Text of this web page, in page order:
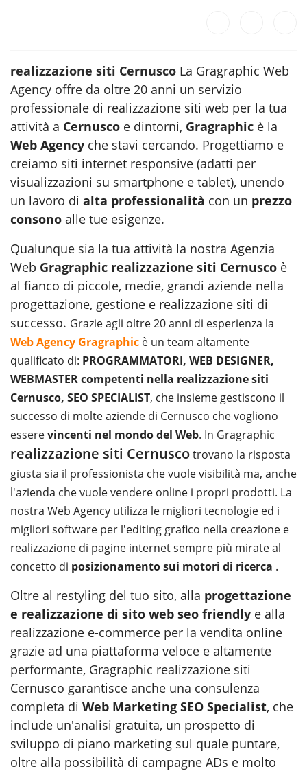
realizzazione siti Cernusco La Gragraphic Web
Agency offre da oltre 20 anni un servizio
professionale di realizzazione siti web per la tua
attività a Cernusco e dintorni, Gragraphic è la
Web Agency che stavi cercando. Progettiamo e
creiamo siti internet responsive (adatti per
visualizzazioni su smartphone e tablet), unendo
un lavoro di alta professionalità con un prezzo
consono alle tue esigenze.
Qualunque sia la tua attività la nostra Agenzia
Web Gragraphic realizzazione siti Cernusco è
al fianco di piccole, medie, grandi aziende nella
progettazione, gestione e realizzazione siti di
successo. Grazie agli oltre 20 anni di esperienza la
Web Agency Gragraphic è un team altamente
qualificato di: PROGRAMMATORI, WEB DESIGNER,
WEBMASTER competenti nella realizzazione siti
Cernusco, SEO SPECIALIST, che insieme gestiscono il
successo di molte aziende di Cernusco che vogliono
esserevincenti nel mondo del Web. In Gragraphic
realizzazione siti Cernuscotrovano la risposta
giusta sia il professionista che vuole visibilità ma, anche
l'azienda che vuole vendere online i propri prodotti. La
nostra Web Agency utilizza le migliori tecnologie ed i
migliori software per l'editing grafico nella creazione e
realizzazione di pagine internet sempre più mirate al
concetto di posizionamento sui motori di ricerca .
Oltre al restyling del tuo sito, alla progettazione
e realizzazione di sito web seo friendly e alla
realizzazione e-commerce per la vendita online
grazie ad una piattaforma veloce e altamente
performante, Gragraphic realizzazione siti
Cernusco garantisce anche una consulenza
completa di Web Marketing SEO Specialist, che
include un'analisi gratuita, un prospetto di
sviluppo di piano marketing sul quale puntare,
oltre alla possibilità di campagne ADs e molto